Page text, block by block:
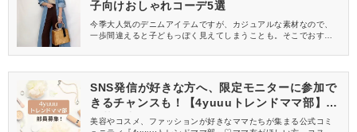
子向けおしゃれコーデ5選
今季大人気のデニムアイテムですが、カジュアルな素材なので、
一歩間違えると子どもっぽく見えてしまうことも。そこでおすす
ら大人っぽく着られて、オールシーズン着まわせるので、コスパ
女子におすすめのコーデをご紹介します。
SNS発信が好きな方へ、限定モニターに参加で
きるチャンスも！【4yuuuトレンドママ部】部
員募集中
美容やコスメ、ファッションが好きなママたちが集まる公式コミ